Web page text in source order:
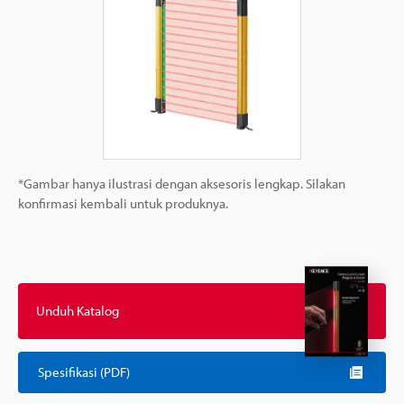
*Gambar hanya ilustrasi dengan aksesoris lengkap. Silakan
konfirmasi kembali untuk produknya.
Unduh Katalog
Spesifikasi (PDF)